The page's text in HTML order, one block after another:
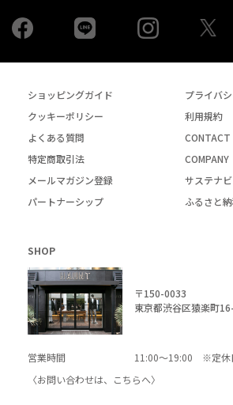
Facebook Instagram
ショッピングガイド
プライバ
クッキーポリシー
利用規約
よくある質問
CONTACT
特定商取引法
COMPANY
メールマガジン登録
サステナ
パートナーシップ
ふるさと
SHOP
〒150-0033
東京都渋谷区猿楽町
営業時間
11:00～19:00 ※定休
〈お問い合わせは、
こちらへ〉